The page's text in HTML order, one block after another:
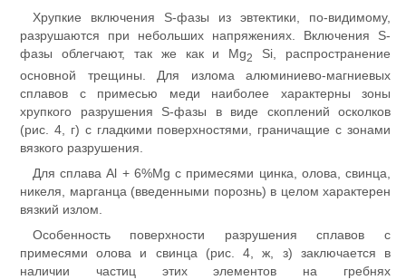
Хрупкие включения S-фазы из эвтектики, по-видимому,
разрушаются при небольших напряжениях. Включения S-
фазы облегчают, так же как и Mg2
Si, распространение
основной трещины. Для излома алюминиево-магниевых
сплавов с примесью меди наиболее характерны зоны
хрупкого разрушения S-фазы в виде скоплений осколков
(рис. 4, г) с гладкими поверхностями, граничащие с зонами
вязкого разрушения.
Для сплава Al + 6%Mg с примесями цинка, олова, свинца,
никеля, марганца (введенными порознь) в целом характерен
вязкий излом.
Особенность поверхности разрушения сплавов с
примесями олова и свинца (рис. 4, ж, з) заключается в
наличии частиц этих элементов на гребнях